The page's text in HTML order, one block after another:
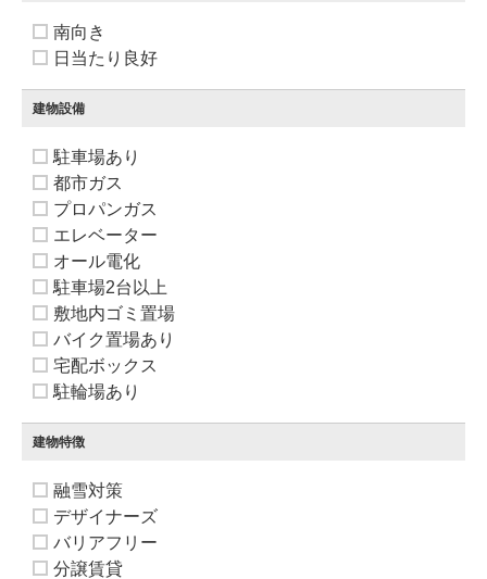
南向き
日当たり良好
建物設備
駐車場あり
都市ガス
プロパンガス
エレベーター
オール電化
駐車場2台以上
敷地内ゴミ置場
バイク置場あり
宅配ボックス
駐輪場あり
建物特徴
融雪対策
デザイナーズ
バリアフリー
分譲賃貸